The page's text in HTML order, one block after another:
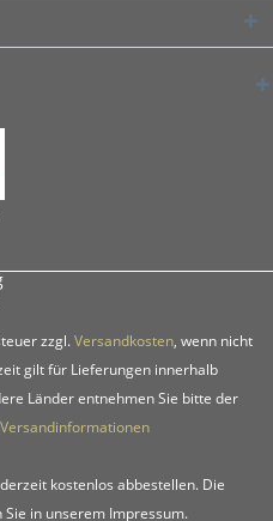
zzgl.Versandkosten, wenn nicht
gilt für Lieferungen innerhalb
Länder entnehmen Sie bitte der
Versandinformationen
kostenlos abbestellen. Die
in unserem Impressum.